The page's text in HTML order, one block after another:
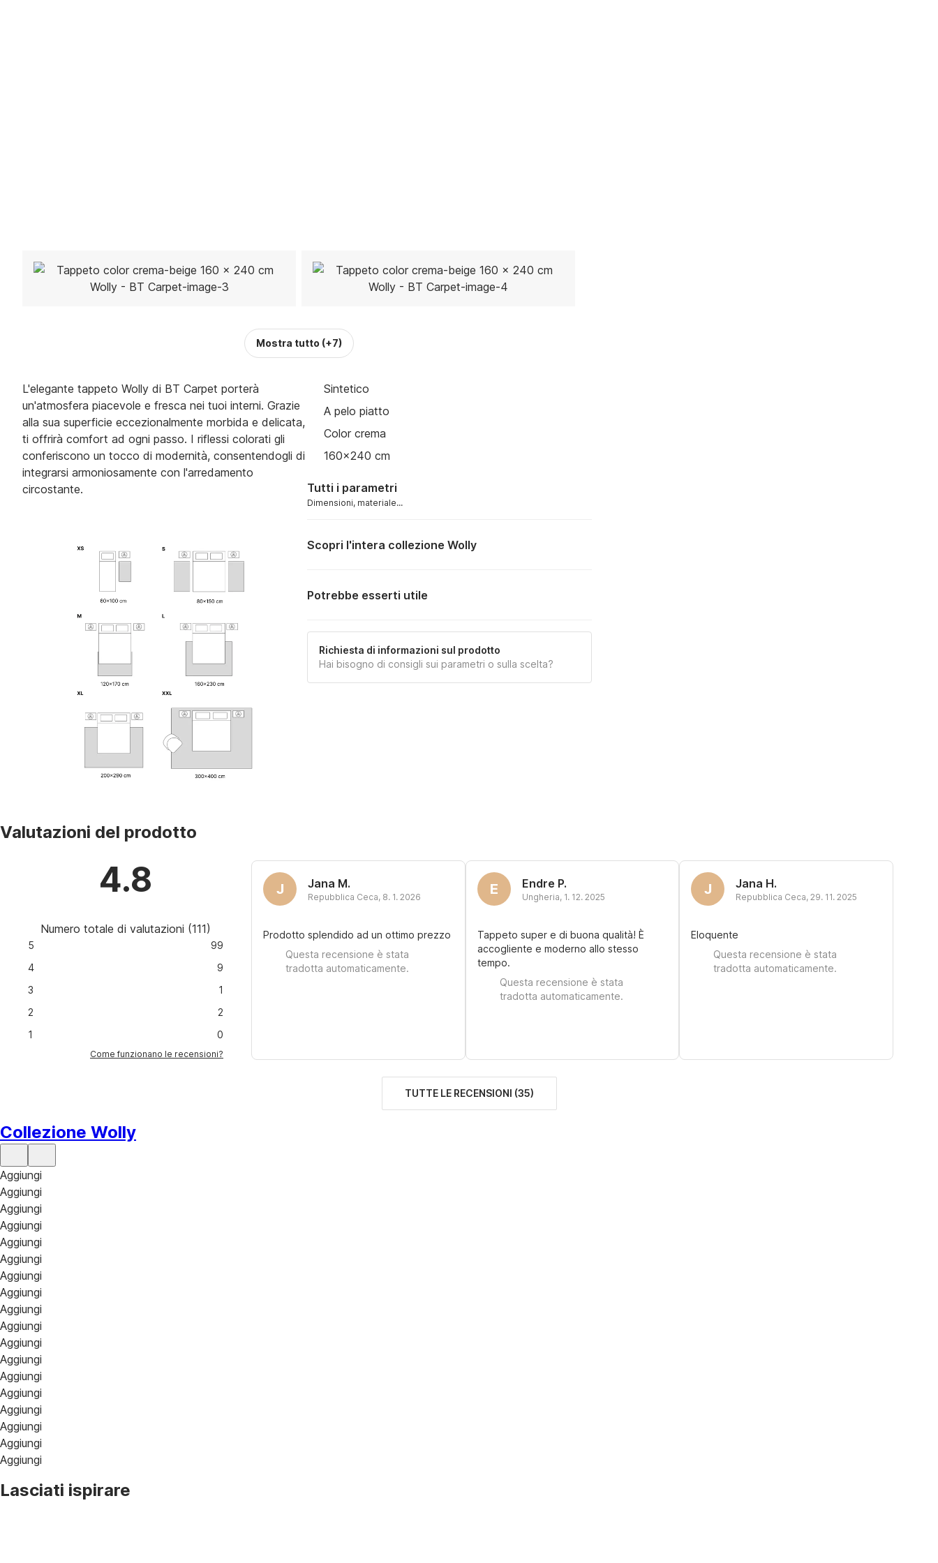
Mostra tutto (+7)
L'elegante tappeto Wolly di BT Carpet porterà
un'atmosfera piacevole e fresca nei tuoi interni. Grazie
alla sua superficie eccezionalmente morbida e delicata,
ti offrirà comfort ad ogni passo. I riflessi colorati gli
conferiscono un tocco di modernità, consentendogli di
integrarsi armoniosamente con l'arredamento
circostante.
Sintetico
A pelo piatto
Color crema
160x240 cm
Tutti i parametri
Dimensioni, materiale...
Scopri l'intera collezione Wolly
Potrebbe esserti utile
Richiesta di informazioni sul prodotto
Hai bisogno di consigli sui parametri o sulla scelta?
Valutazioni del prodotto
4.8
Numero totale di valutazioni (111)
5
99
4
9
3
1
2
2
1
0
Come funzionano le recensioni?
J Jana M.
Repubblica Ceca, 8. 1. 2026
Prodotto splendido ad un ottimo prezzo
Questa recensione è stata
tradotta automaticamente.
E Endre P.
Ungheria, 1. 12. 2025
Tappeto super e di buona qualità! È
accogliente e moderno allo stesso
tempo.
Questa recensione è stata
tradotta automaticamente.
J Jana H.
Repubblica Ceca,29. 11. 2025
Eloquente
Questa recensione è stata
tradotta automaticamente.
TUTTE LE RECENSIONI (35)
Collezione Wolly
Aggiungi
Aggiungi
Aggiungi
Aggiungi
Aggiungi
Aggiungi
Aggiungi
Aggiungi
Aggiungi
Aggiungi
Aggiungi
Aggiungi
Aggiungi
Aggiungi
Aggiungi
Aggiungi
Aggiungi
Aggiungi
Lasciati ispirare